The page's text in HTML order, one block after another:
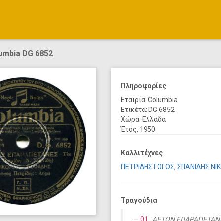
DG 6852
Πληροφορίες
Εταιρία: Columbia
Ετικέτα: DG 6852
Χώρα: Ελλάδα
Έτος: 1950
Καλλιτέχνες
ΠΕΤΡΙΔΗΣ ΓΩΓΟΣ, ΣΠΑΝΙΔΗΣ
Τραγούδια
01.
ΑΕΤΟΝ